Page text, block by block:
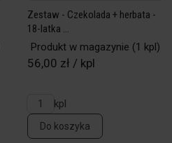
Zestaw - Czekolada + herbata -
18-latka ...
Produkt w magazynie (1 kpl)
56,00 zł / kpl
kpl
Do koszyka